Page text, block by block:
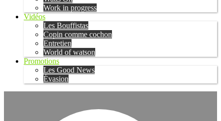
Work in progress
Vidéos
Les Bouffistas
Copin comme cochon
Entretien
World of watson
Promotions
Les Good News
Évasion